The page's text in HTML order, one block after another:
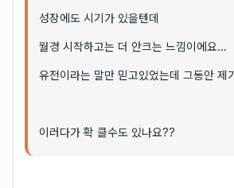
성장에도 시기가 있을텐데
월경 시작하고는 더 안크는 느낌이에요...
유전이라는 말만 믿고있었는데 그동안 제
이러다가 확 클수도 있나요??